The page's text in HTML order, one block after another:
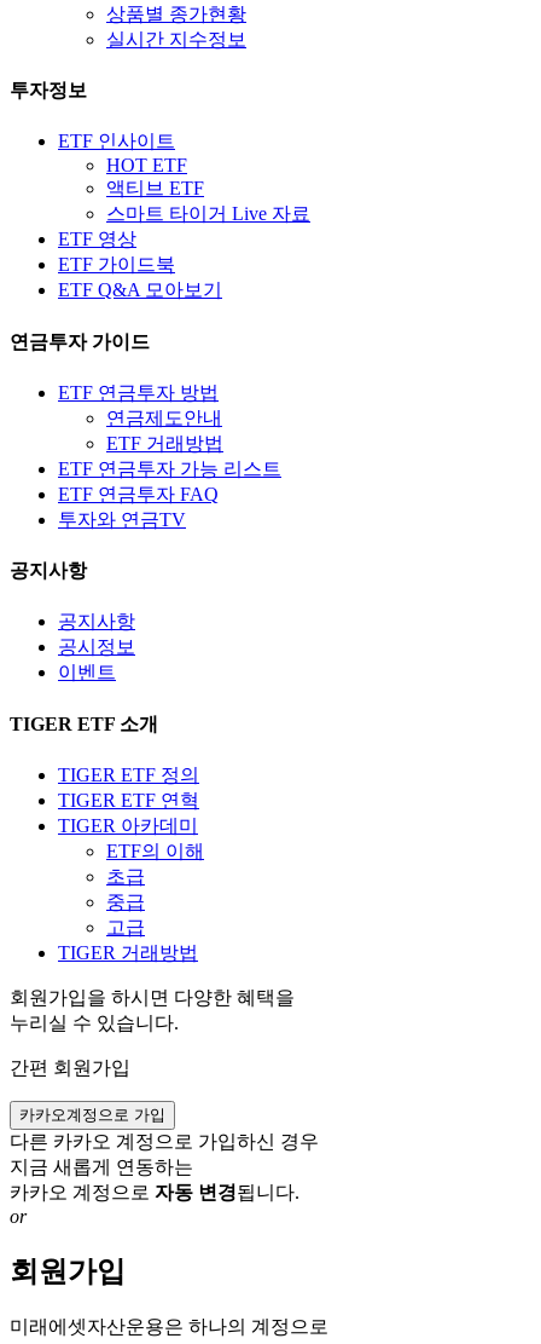
상품별 종가현황
실시간 지수정보
투자정보
ETF 인사이트
HOT ETF
액티브 ETF
스마트 타이거 Live 자료
ETF 영상
ETF 가이드북
ETF Q&A 모아보기
연금투자 가이드
ETF 연금투자 방법
연금제도안내
ETF 거래방법
ETF 연금투자 가능 리스트
ETF 연금투자 FAQ
투자와 연금TV
공지사항
공지사항
공시정보
이벤트
TIGER ETF 소개
TIGER ETF 정의
TIGER ETF 연혁
TIGER 아카데미
ETF의 이해
초급
중급
고급
TIGER 거래방법
회원가입을 하시면 다양한 혜택을
누리실 수 있습니다.
간편 회원가입
카카오계정으로 가입
다른 카카오 계정으로 가입하신 경우
지금 새롭게 연동하는
카카오 계정으로 자동 변경됩니다.
or
회원가입
미래에셋자산운용은 하나의 계정으로